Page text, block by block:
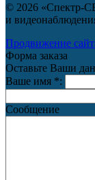
© 2026 «Спектр-
и
Продвижение
Форма заказа
Оставьте Ваши
Ваше имя *:
Сообщение